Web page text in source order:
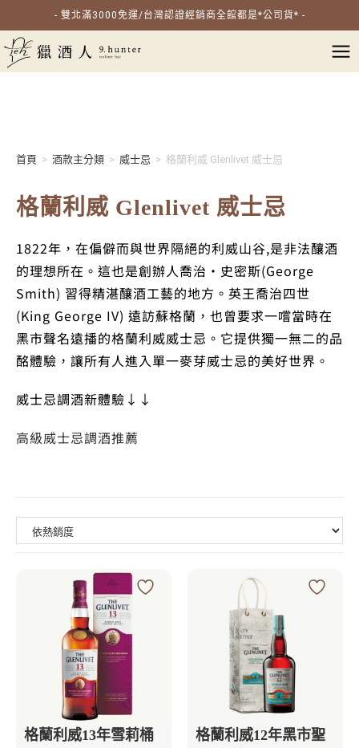
- 雙北滿3000免運/台灣認證經銷商全館都是*公司貨* -
首頁 > 酒款主分類 > 威士忌 > 格蘭利威 Glenlivet 威士忌
格蘭利威 Glenlivet 威士忌
1822年，在偏僻而與世界隔絕的利威山谷,是非法釀酒
的理想所在。這也是創辦人喬治•史密斯(George
Smith) 習得精湛釀酒工藝的地方。英王喬治四世
(King George IV) 遠訪蘇格蘭，也曾要求一嚐當時在
黑市聲名遠播的格蘭利威威士忌。它提供獨一無二的品
酩體驗，讓所有人進入單一麥芽威士忌的美好世界。
威士忌調酒新體驗↓↓
高級威士忌調酒推薦
格蘭利威13年雪莉桶
格蘭利威12年黑市聖